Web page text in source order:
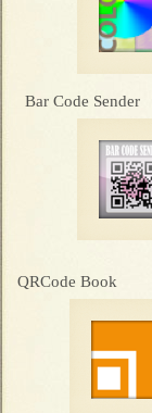
Bar Code Sender
QRCode Book